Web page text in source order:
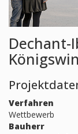
Dechant-
Verfahren
Wettbewerb
Bauherr